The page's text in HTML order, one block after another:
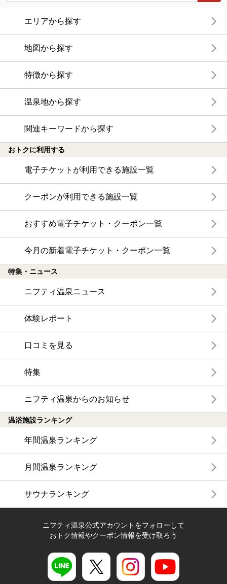
エリアから探す
地図から探す
特徴から探す
温泉地から探す
関連キーワードから探す
おトクに利用する
電子チケットが利用できる施設一覧
クーポンが利用できる施設一覧
おすすめ電子チケット・クーポン一覧
今月の新着電子チケット・クーポン一覧
特集・ニュース
ニフティ温泉ニュース
体験レポート
口コミを見る
特集
ニフティ温泉からのお知らせ
温浴施設ランキング
年間温泉ランキング
月間温泉ランキング
サウナランキング
ニフティ温泉公式アカウントをフォローして
おトク情報やクーポン情報を受け取ろう